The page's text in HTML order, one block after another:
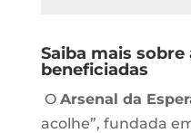
Saiba mais sobre
beneficiadas
O Arsenal da
acolhe”, fundada